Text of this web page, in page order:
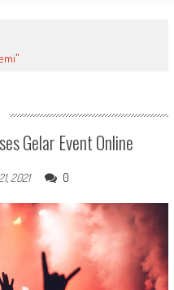
Gelar Event Online
2021 0